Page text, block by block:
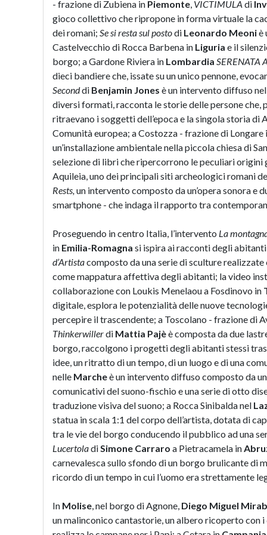
- frazione di Zubiena in Piemonte VICTIMULA di
gioco collettivo che ripropone in forma virtuale la
dei romani; Se si resta sul postodi Leonardo Meoniè
Castelvecchio di Rocca Barbena in Liguria e il
borgo; a Gardone Riviera in Lombardia SERENATA
dieci bandiere che, issate su un unico pennone,
Seconddi Benjamin Jones è un intervento diffuso
diversi formati, racconta le storie delle persone che,
ritraevano i soggetti dell’epoca e la singola storia
Comunità europea; a Costozza - frazione di Longare
un’installazione ambientale nella piccola chiesa di
selezione di libri che ripercorrono le peculiari
Aquileia, uno dei principali siti archeologici romani
Rests, un intervento composto da un’opera sonora e
smartphone - che indaga il rapporto tra
Proseguendo in centro Italia, l’intervento La
in Emilia-Romagna si ispira ai racconti degli
d’Artistacomposto da una serie di sculture
come mappatura affettiva degli abitanti; la video
collaborazione con Loukis Menelaoua Fosdinovo in
digitale, esplora le potenzialità delle nuove
percepire il trascendente; a Toscolano - frazione di
Thinkerwillerdi Mattia Pajèè composta da due
borgo, raccolgono i progetti degli abitanti stessi
idee, un ritratto di un tempo, di un luogo e di una
nelle Marcheè un intervento diffuso composto da
comunicativi del suono-fischio e una serie di otto
traduzione visiva del suono; a Rocca Sinibalda nel
statua in scala 1:1 del corpo dell’artista, dotata di
tra le vie del borgo conducendo il pubblico ad una
Lucertoladi Simone Carraro a Pietracamela in
carnevalesca sullo sfondo di un borgo brulicante di
ricordo di un tempo in cui l’uomo era strettamente
In Molise , nel borgo di Agnone, Diego Miguel
un malinconico cantastorie, un albero ricoperto